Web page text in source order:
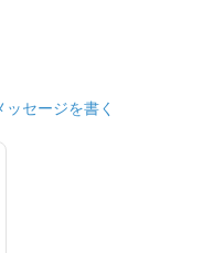
ッセージを書く